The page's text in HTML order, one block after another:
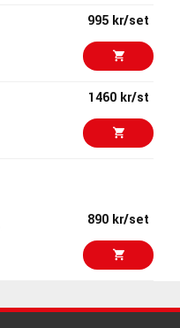
2500 kr
1160 kr/st
975 kr/st
995 kr/set
1460 kr/st
495 kr/st
890 kr/set